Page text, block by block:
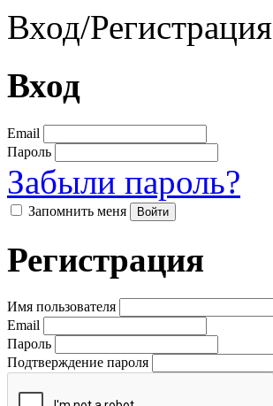
Вход/Регистрация
Вход
Email
Пароль
Забыли пароль?
Запомнить меня
Регистрация
Имя пользователя
Email
Пароль
Подтверждение пароля